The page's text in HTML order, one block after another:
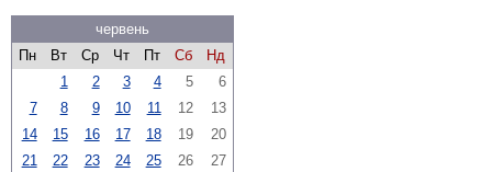
червень
Пн
Вт Ср Чт Пт Сб
Нд
1
2 3 4 5
6
7
8 9 10 11 12
13
14
15 16 17 18 19
20
21
22 23 24 25 26
27